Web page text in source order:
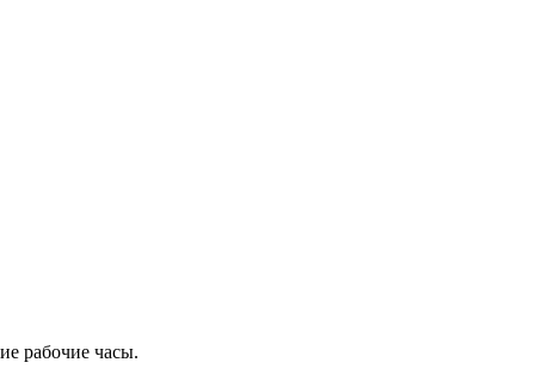
рабочие часы.